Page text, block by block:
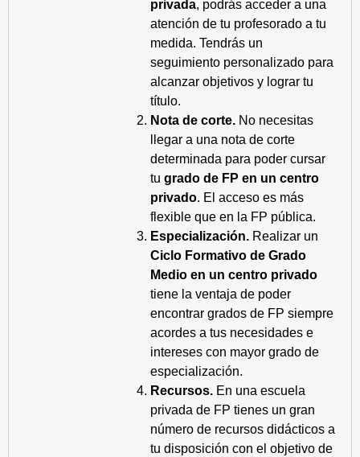
privada, podrás acceder a una
atención de tu profesorado a tu
medida. Tendrás un
seguimiento personalizado para
alcanzar objetivos y lograr tu
título.
Nota de corte. No necesitas
llegar a una nota de corte
determinada para poder cursar
tu grado de FP en un centro
privado. El acceso es más
flexible que en la FP pública.
Especialización. Realizar un
Ciclo Formativo de Grado
Medio en un centro privado
tiene la ventaja de poder
encontrar grados de FP siempre
acordes a tus necesidades e
intereses con mayor grado de
especialización.
Recursos. En una escuela
privada de FP tienes un gran
número de recursos didácticos a
tu disposición con el objetivo de